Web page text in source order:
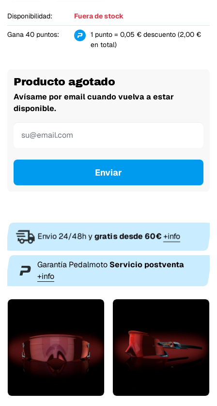
Disponibilidad: Fuera de stock
Gana 40 puntos:
1 punto = 0,05 € descuento (2,00 €
en total)
Producto agotado
Avísame por email cuando vuelva a estar
disponible.
Enviar
Envio 24/48h ygratis desde 60€+info
Garantía Pedalmoto Servicio postventa
+info